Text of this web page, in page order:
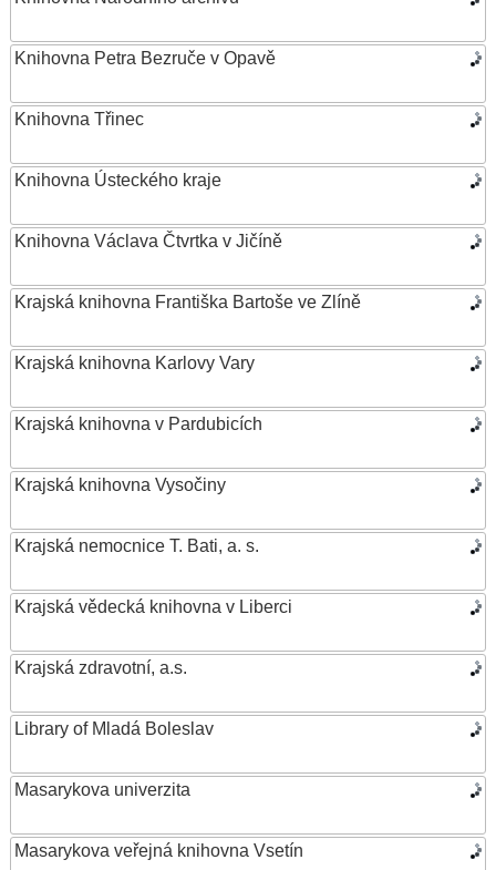
Knihovna Petra Bezruče v Opavě
Knihovna Třinec
Knihovna Ústeckého kraje
Knihovna Václava Čtvrtka v Jičíně
Krajská knihovna Františka Bartoše ve Zlíně
Krajská knihovna Karlovy Vary
Krajská knihovna v Pardubicích
Krajská knihovna Vysočiny
Krajská nemocnice T. Bati, a. s.
Krajská vědecká knihovna v Liberci
Krajská zdravotní, a.s.
Library of Mladá Boleslav
Masarykova univerzita
Masarykova veřejná knihovna Vsetín